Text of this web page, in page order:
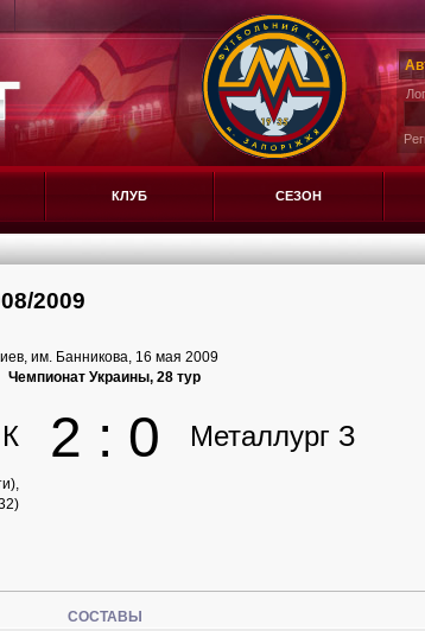
КЛУБ СЕЗОН
2009
им. Банникова, 16 мая 2009
Чемпионат Украины, 28 тур
2 : 0 Металлург З
СОСТАВЫ